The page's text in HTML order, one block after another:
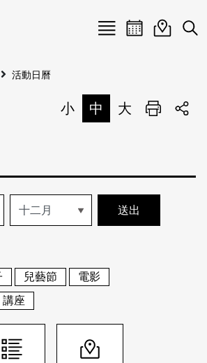
Menu
English
登入/註冊
活動日曆活動地圖
展
活動日曆
小 中 大 列印
兒藝節
電影
講座